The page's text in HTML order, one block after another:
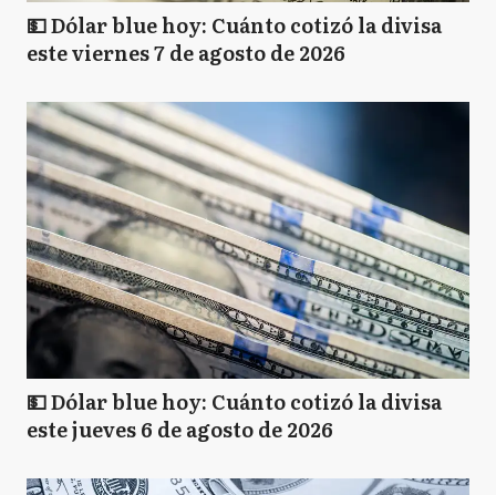
💵 Dólar blue hoy: Cuánto cotizó la divisa
este viernes 7 de agosto de 2026
💵 Dólar blue hoy: Cuánto cotizó la divisa
este jueves 6 de agosto de 2026